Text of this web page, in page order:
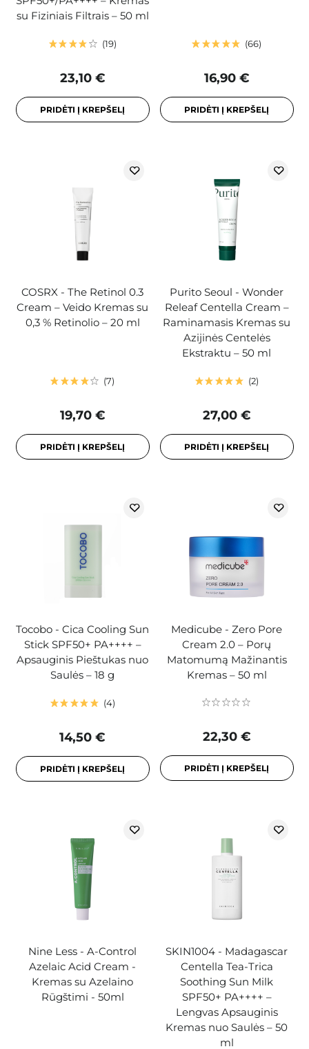
su Fiziniais Filtrais – 50 ml
19
23,10 €
PRIDĖTI Į KREPŠELĮ
66
16,90 €
PRIDĖTI Į KREPŠELĮ
COSRX - The Retinol 0.3
Cream – Veido Kremas su
0,3 % Retinolio – 20 ml
7
19,70 €
PRIDĖTI Į KREPŠELĮ
Purito Seoul - Wonder
Releaf Centella Cream –
Raminamasis Kremas su
Azijinės Centelės
Ekstraktu – 50 ml
2
27,00 €
PRIDĖTI Į KREPŠELĮ
Tocobo - Cica Cooling Sun
Stick SPF50+ PA++++ –
Apsauginis Pieštukas nuo
Saulės – 18 g
4
14,50 €
PRIDĖTI Į KREPŠELĮ
Medicube - Zero Pore
Cream 2.0 – Porų
Matomumą Mažinantis
Kremas – 50 ml
22,30 €
PRIDĖTI Į KREPŠELĮ
Nine Less - A-Control
Azelaic Acid Cream -
Kremas su Azelaino
Rūgštimi - 50ml
SKIN1004 - Madagascar
Centella Tea-Trica
Soothing Sun Milk
SPF50+ PA++++ –
Lengvas Apsauginis
Kremas nuo Saulės – 50
ml